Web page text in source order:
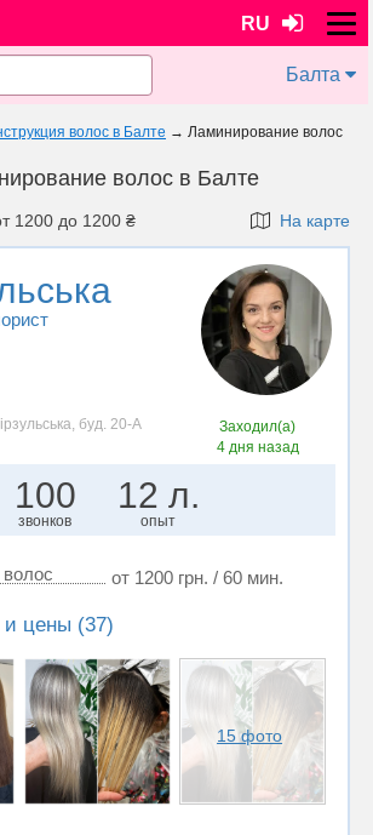
RU
Балта
волос в Балте → Ламинирование волос
волос в Балте
1200 до 1200 ₴ На карте
буд. 20-А
Заходил(а)
4 дня назад
100
звонков
12 л.
опыт
от 1200 грн. / 60 мин.
цены (37)
15 фото